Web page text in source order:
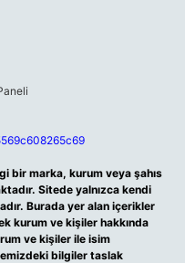
bir marka, kurum veya şahıs
Sitede yalnızca kendi
Burada yer alan içerikler
kurum ve kişiler hakkında
ve kişiler ile isim
bilgiler taslak